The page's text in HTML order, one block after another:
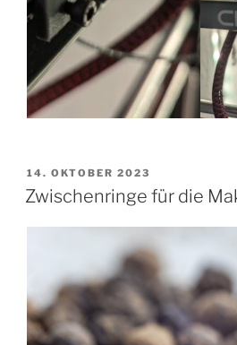
VERÖFFENTLICHT
AM
14. OKTOBER 2023
Zwischenringe für die